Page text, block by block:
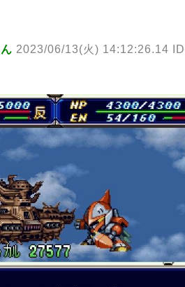
2023/06/13(火) 14:12:26.14